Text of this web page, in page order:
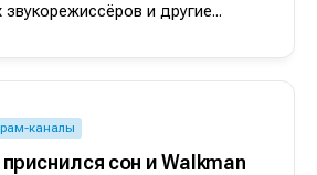
и другие...
каналы
сон и Walkman